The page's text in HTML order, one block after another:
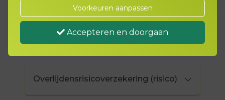
Algemene informatie over
deze verzekering
Overlijdensrisicoverzekering (risico)
Voorkeuren aanpassen
Accepteren en doorgaan